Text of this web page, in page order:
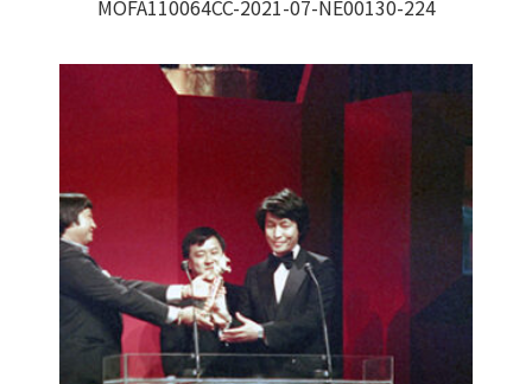
MOFA110064CC-2021-07-NE00130-224